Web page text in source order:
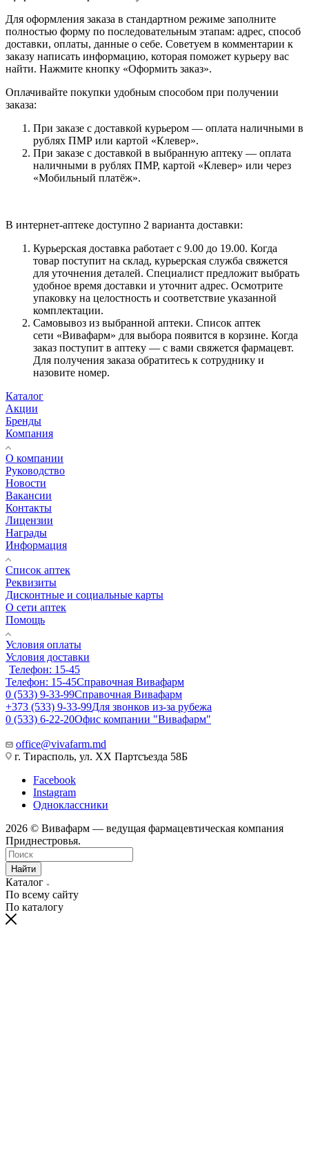
Для оформления заказа в стандартном режиме заполните
полностью форму по последовательным этапам: адрес, способ
доставки, оплаты, данные о себе. Советуем в комментарии к
заказу написать информацию, которая поможет курьеру вас
найти. Нажмите кнопку «Оформить заказ».
Оплачивайте покупки удобным способом при получении
заказа:
При заказе с доставкой курьером — оплата наличными в
рублях ПМР или картой «Клевер».
При заказе с доставкой в выбранную аптеку — оплата
наличными в рублях ПМР, картой «Клевер» или через
«Мобильный платёж».
В интернет-аптеке доступно 2 варианта доставки:
Курьерская доставка работает с 9.00 до 19.00. Когда
товар поступит на склад, курьерская служба свяжется
для уточнения деталей. Специалист предложит выбрать
удобное время доставки и уточнит адрес. Осмотрите
упаковку на целостность и соответствие указанной
комплектации.
Самовывоз из выбранной аптеки. Список аптек
сети «Вивафарм» для выбора появится в корзине. Когда
заказ поступит в аптеку — с вами свяжется фармацевт.
Для получения заказа обратитесь к сотруднику и
назовите номер.
Каталог
Акции
Бренды
Компания
О компании
Руководство
Новости
Вакансии
Контакты
Лицензии
Награды
Информация
Список аптек
Реквизиты
Дисконтные и социальные карты
О сети аптек
Помощь
Условия оплаты
Условия доставки
Телефон: 15-45
Телефон: 15-45Справочная Вивафарм
0 (533) 9-33-99Справочная Вивафарм
+373 (533) 9-33-99Для звонков из-за рубежа
0 (533) 6-22-20Офис компании "Вивафарм"
office@vivafarm.md
г. Тирасполь, ул. ХХ Партсъезда 58Б
Facebook
Instagram
Одноклассники
2026 © Вивафарм — ведущая фармацевтическая компания
Приднестровья.
Найти
Каталог
По всему сайту
По каталогу